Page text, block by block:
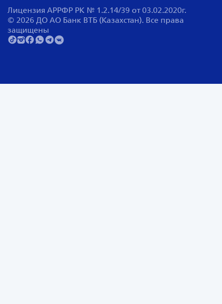
Лицензия АРРФР РК № 1.2.14/39 от 03.02.2020г.
© 2026 ДО АО Банк ВТБ (Казахстан). Все права
защищены